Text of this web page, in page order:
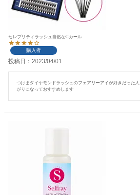
セレブリティラッシュ自然なCカール
購入者
投稿日 2023/04/01
つけまダイヤモンドラッシュのフェアリーアイが好きだった
がりになっておすすめします